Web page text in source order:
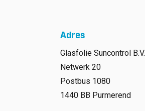
Adres
Glasfolie Suncontrol B.V.
Netwerk 20
Postbus 1080
1440 BB Purmerend